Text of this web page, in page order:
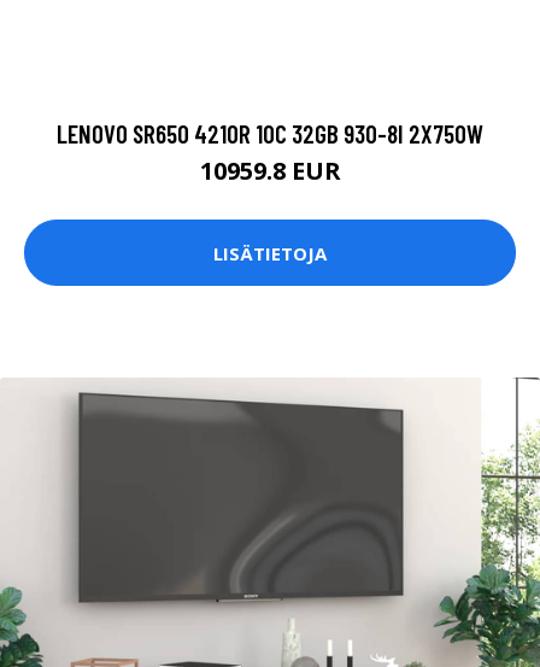
LENOVO SR650 4210R 10C 32GB 930-8I 2X750W
10959.8 EUR
LISÄTIETOJA